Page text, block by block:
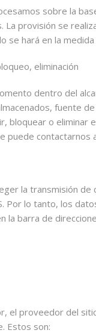
sobre la
provisión se
se hará en la
eliminación
dentro del
fuente
bloquear o
puede
la transmisión
Por lo tanto, los
la barra de
el proveedor del
Estos son: